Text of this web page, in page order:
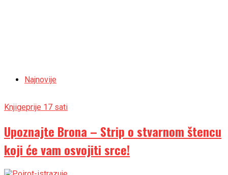
Najnovije
Knjigeprije 17 sati
Upoznajte Brona – Strip o stvarnom štencu
koji će vam osvojiti srce!